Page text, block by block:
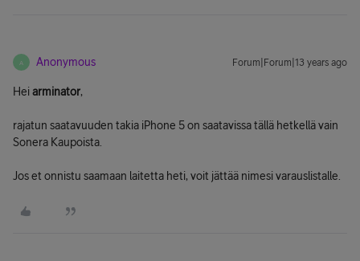
A Anonymous Forum|Forum|13 years ago
Heiarminator,
rajatun saatavuuden takia iPhone 5 on saatavissa tällä hetkellä vain
Sonera Kaupoista.
Jos et onnistu saamaan laitetta heti, voit jättää nimesi varauslistalle.